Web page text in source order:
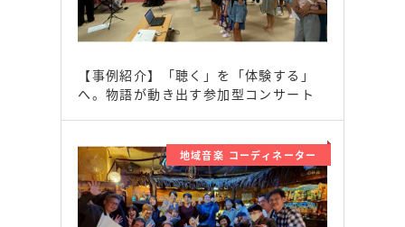
【事例紹介】「聴く」を「体験する」
へ。物語が動き出す参加型コンサート
地域音楽 コーディネーター